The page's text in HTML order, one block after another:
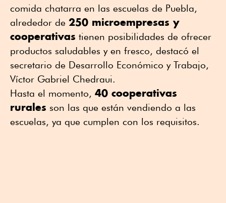
comida chatarra en las escuelas de Puebla,
alrededor de 250 microempresas y
cooperativas tienen posibilidades de ofrecer
productos saludables y en fresco, destacó el
secretario de Desarrollo Económico y Trabajo,
Víctor Gabriel Chedraui.
Hasta el momento, 40 cooperativas
rurales son las que están vendiendo a las
escuelas, ya que cumplen con los requisitos.